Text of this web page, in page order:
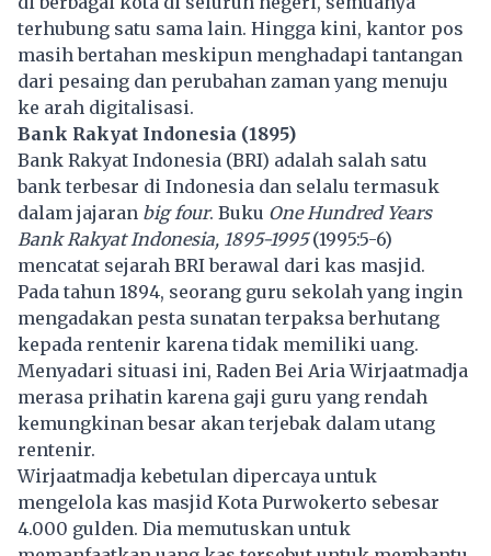
terhubung satu sama lain. Hingga kini, kantor pos
masih bertahan meskipun menghadapi tantangan
dari pesaing dan perubahan zaman yang menuju
ke arah digitalisasi.
Bank Rakyat Indonesia (1895)
Bank Rakyat Indonesia (BRI) adalah salah satu
bank terbesar di Indonesia dan selalu termasuk
dalam jajaran big four. Buku One Hundred Years
Bank Rakyat Indonesia, 1895-1995(1995:5-6)
mencatat sejarah BRI berawal dari kas masjid.
Pada tahun 1894, seorang guru sekolah yang ingin
mengadakan pesta sunatan terpaksa berhutang
kepada rentenir karena tidak memiliki uang.
Menyadari situasi ini, Raden Bei Aria Wirjaatmadja
merasa prihatin karena gaji guru yang rendah
kemungkinan besar akan terjebak dalam utang
rentenir.
Wirjaatmadja kebetulan dipercaya untuk
mengelola kas masjid Kota Purwokerto sebesar
4.000 gulden. Dia memutuskan untuk